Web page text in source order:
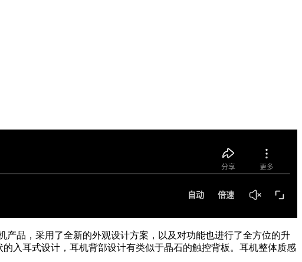
产品，采用了全新的外观设计方案，以及对功能也进行了全方位的升
入耳式设计，耳机背部设计有类似于晶石的触控背板。耳机整体质感